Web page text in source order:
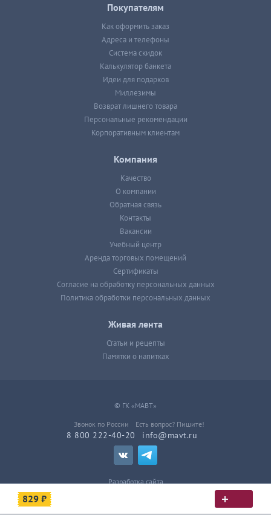
829 ₽
Покупателям
Как оформить заказ
Адреса и телефоны
Система скидок
Калькулятор банкета
Идеи для подарков
Миллезимы
Возврат лишнего товара
Персональные рекомендации
Корпоративным клиентам
Компания
Качество
О компании
Обратная связь
Контакты
Вакансии
Учебный центр
Аренда торговых помещений
Сертификаты
Согласие на обработку персональных данных
Политика обработки персональных данных
Живая лента
Статьи и рецепты
Памятки о напитках
© ГК «МАВТ»
Звонок по России
8 800 222-40-20
Есть вопрос? Пишите!
info@mavt.ru
Разработка сайта